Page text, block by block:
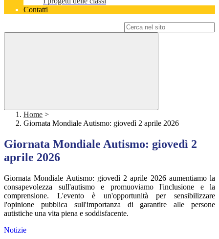
Contatti
Home >
Giornata Mondiale Autismo: giovedì 2 aprile 2026
Giornata Mondiale Autismo: giovedì 2
aprile 2026
Giornata Mondiale Autismo: giovedì 2 aprile 2026 aumentiamo la
consapevolezza sull'autismo e promuoviamo l'inclusione e la
comprensione. L'evento è un'opportunità per sensibilizzare
l'opinione pubblica sull'importanza di garantire alle persone
autistiche una vita piena e soddisfacente.
Notizie